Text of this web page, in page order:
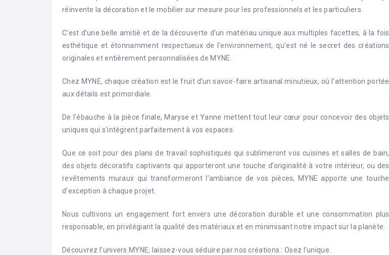
réinvente la décoration et le mobilier sur mesure pour les professionnels et les particuliers.
C’est d’une belle amitié et de la découverte d’un matériau unique aux multiples facettes, à la fois
esthétique et étonnamment respectueux de l’environnement, qu’est né le secret des créations
originales et entièrement personnalisées de MYNE.
Chez MYNE, chaque création est le fruit d’un savoir-faire artisanal minutieux, où l’attention portée
aux détails est primordiale.
De l’ébauche à la pièce finale, Maryse et Yanne mettent tout leur cœur pour concevoir des objets
uniques qui s’intègrent parfaitement à vos espaces.
Que ce soit pour des plans de travail sophistiqués qui sublimeront vos cuisines et salles de bain,
des objets décoratifs captivants qui apporteront une touche d’originalité à votre intérieur, ou des
revêtements muraux qui transformeront l’ambiance de vos pièces, MYNE apporte une touche
d’exception à chaque projet.
Nous cultivons un engagement fort envers une décoration durable et une consommation plus
responsable, en privilégiant la qualité des matériaux et en minimisant notre impact sur la planète.
Découvrez l’univers MYNE, laissez-vous séduire par nos créations : Osez l’unique.